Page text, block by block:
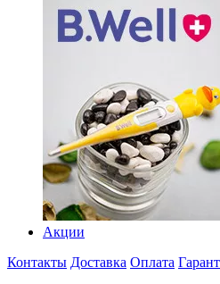
Акции
Контакты Доставка Оплата